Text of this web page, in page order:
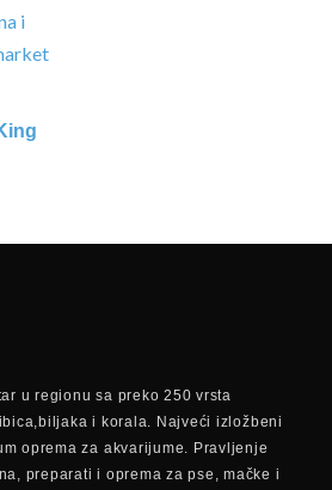
u regionu sa preko 250 vrsta
i korala. Najveći izložbeni
oprema za akvarijume. Pravljenje
preparati i oprema za pse, mačke i